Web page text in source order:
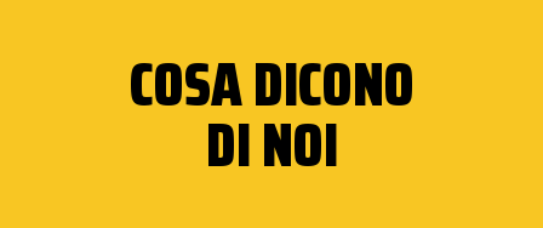
COSA DICONO
DI NOI